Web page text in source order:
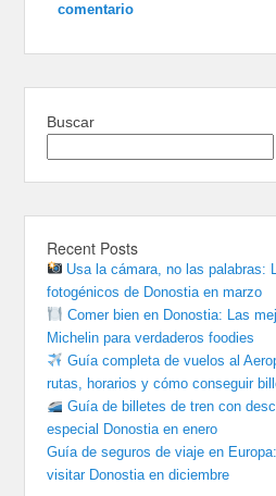
comentario
Buscar
Recent Posts
Usa la cámara, no las palabras:
fotogénicos de Donostia en marzo
Comer bien en Donostia: Las
Michelin para verdaderos foodies
Guía completa de vuelos al
rutas, horarios y cómo conseguir
Guía de billetes de tren con
especial Donostia en enero
Guía de seguros de viaje en
visitar Donostia en diciembre